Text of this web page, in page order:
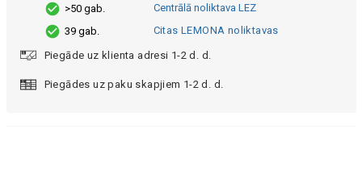
>50 gab.
Centrālā noliktava LEZ
39 gab.
Citas LEMONA noliktavas
Piegāde uz klienta adresi 1-2 d. d.
Piegādes uz paku skapjiem 1-2 d. d.